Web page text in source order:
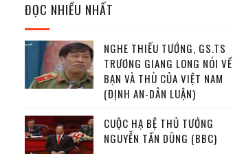
ĐỌC NHIỀU NHẤT
NGHE THIẾU TƯỚNG, GS.TS
TRƯƠNG GIANG LONG NÓI VỀ
BẠN VÀ THÙ CỦA VIỆT NAM
(ĐỊNH AN-DÂN LUẬN)
CUỘC HẠ BỆ THỦ TƯỚNG
NGUYỄN TẤN DŨNG (BBC)